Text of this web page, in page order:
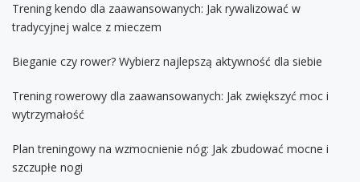
Trening kendo dla zaawansowanych: Jak rywalizować w
tradycyjnej walce z mieczem
Bieganie czy rower? Wybierz najlepszą aktywność dla siebie
Trening rowerowy dla zaawansowanych: Jak zwiększyć moc i
wytrzymałość
Plan treningowy na wzmocnienie nóg: Jak zbudować mocne i
szczupłe nogi